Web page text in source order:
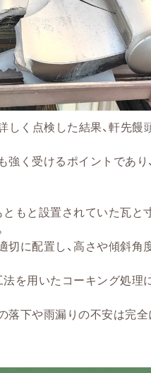
しく点検した結果、軒先
強く受けるポイントであ
ともと設置されていた瓦
切に配置し、高さや傾斜
を用いたコーキング処理に
落下や雨漏りの不安は完